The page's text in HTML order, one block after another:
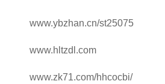
www.ybzhan.cn/st25075
www.hltzdl.com
www.zk71.com/hhcocbi/